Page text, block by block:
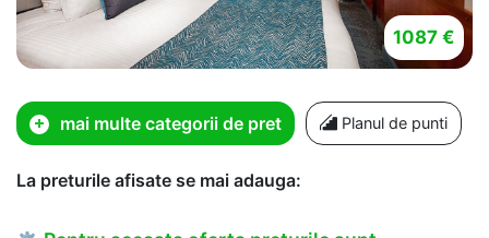
1087 €
mai multe categorii de pret Planul de punti
La preturile afisate se mai adauga: